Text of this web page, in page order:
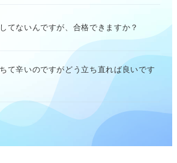
てないんですが、合格できますか？
て辛いのですがどう立ち直れば良いです